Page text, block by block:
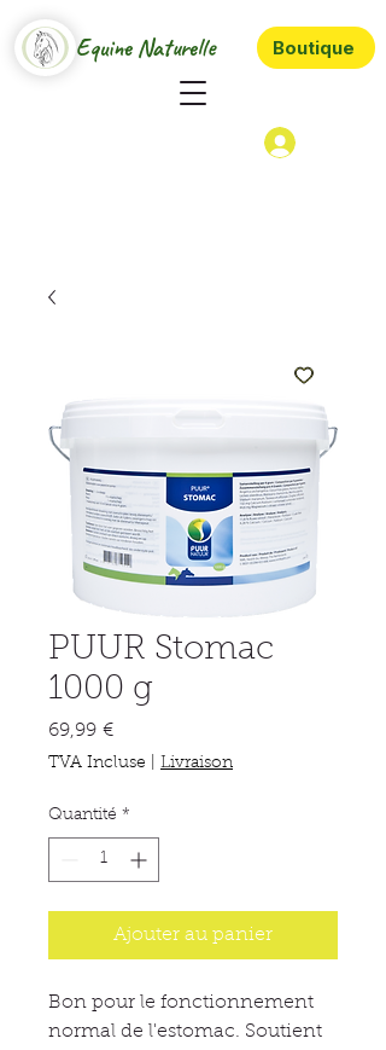
Equine Naturelle Boutique
PUUR Stomac
1000 g
69,99 €Prix
TVA Incluse Livraison
Quantité *
Ajouter au panier
Bon pour le fonctionnement
normal de l'estomac. Soutient